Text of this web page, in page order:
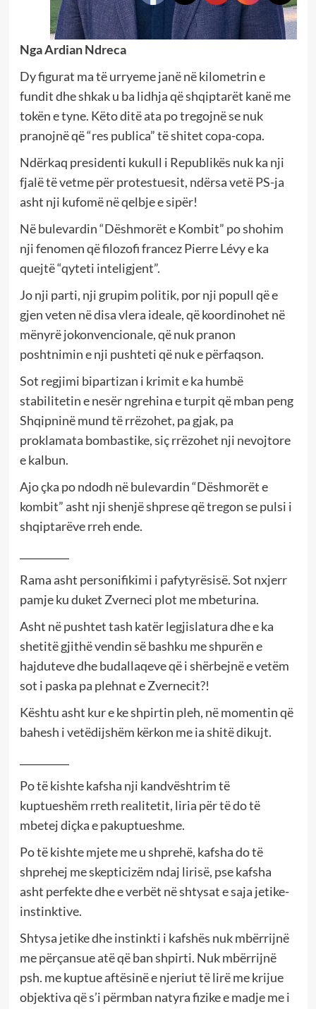
Nga Ardian Ndreca
Dy figurat ma të urryeme janë në kilometrin e
fundit dhe shkak u ba lidhja që shqiptarët kanë me
tokën e tyne. Këto ditë ata po tregojnë se nuk
pranojnë që “res publica” të shitet copa-copa.
Ndërkaq presidenti kukull i Republikës nuk ka nji
fjalë të vetme për protestuesit, ndërsa vetë PS-ja
asht nji kufomë në qelbje e sipër!
Në bulevardin “Dëshmorët e Kombit” po shohim
nji fenomen që filozofi francez Pierre Lévy e ka
quejtë “qyteti inteligjent”.
Jo nji parti, nji grupim politik, por nji popull që e
gjen veten në disa vlera ideale, që koordinohet në
mënyrë jokonvencionale, që nuk pranon
poshtnimin e nji pushteti që nuk e përfaqson.
Sot regjimi bipartizan i krimit e ka humbë
stabilitetin e nesër ngrehina e turpit që mban peng
Shqipninë mund të rrëzohet, pa gjak, pa
proklamata bombastike, siç rrëzohet nji nevojtore
e kalbun.
Ajo çka po ndodh në bulevardin “Dëshmorët e
kombit” asht nji shenjë shprese që tregon se pulsi i
shqiptarëve rreh ende.
Rama asht personifikimi i pafytyrësisë. Sot nxjerr
pamje ku duket Zverneci plot me mbeturina.
Asht në pushtet tash katër legjislatura dhe e ka
shetitë gjithë vendin së bashku me shpurën e
hajduteve dhe budallaqeve që i shërbejnë e vetëm
sot i paska pa plehnat e Zvernecit?!
Kështu asht kur e ke shpirtin pleh, në momentin që
bahesh i vetëdijshëm kërkon me ia shitë dikujt.
Po të kishte kafsha nji kandvështrim të
kuptueshëm rreth realitetit, liria për të do të
mbetej diçka e pakuptueshme.
Po të kishte mjete me u shprehë, kafsha do të
shprehej me skepticizëm ndaj lirisë, pse kafsha
asht perfekte dhe e verbët në shtysat e saja jetike-
instinktive.
Shtysa jetike dhe instinkti i kafshës nuk mbërrijnë
me përçansue atë që ban shpirti. Nuk mbërrijnë
psh. me kuptue aftësinë e njeriut të lirë me krijue
objektiva që s’i përmban natyra fizike e madje me i